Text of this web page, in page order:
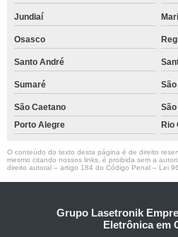
Jundiaí
Osasco
Santo André
Sumaré
São Caetano
Porto Alegre
Rio
O conteúdo do texto desta página é de direito
mesmo citando nossos links, é proibida sem a
direito autoral – artigo 184 do Código Penal – Lei
Grupo Lasetronik
Eletrônica em